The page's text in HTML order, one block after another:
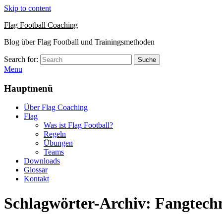
Skip to content
Flag Football Coaching
Blog über Flag Football und Trainingsmethoden
Search for: Suche
Menu
Hauptmenü
Über Flag Coaching
Flag
Was ist Flag Football?
Regeln
Übungen
Teams
Downloads
Glossar
Kontakt
Schlagwörter-Archiv: